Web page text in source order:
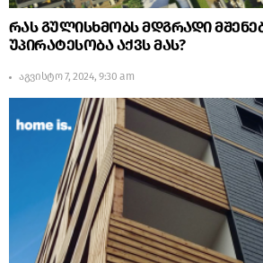
რას გულისხმობს მდგრადი
უპირატესობა აქვს მას?
აგვისტო 7, 2024, 9:30 am